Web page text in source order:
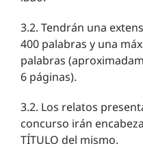
3.2. Tendrán una
400 palabras y una
palabras
6 páginas).
3.2. Los relatos
concurso irán
TÍTULO del mismo.